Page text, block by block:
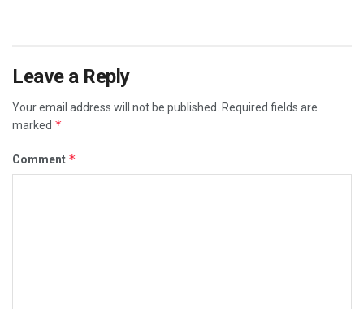
Leave a Reply
Your email address will not be published.
Required fields are
marked *
Comment *